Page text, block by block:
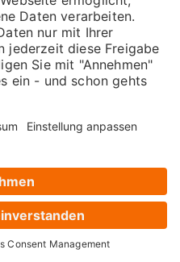
Academy in Deutschland.
Marketing-Experten aus.
121watt-gmbh/